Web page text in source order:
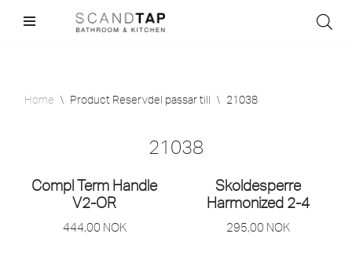
Home \ Product Reservdel passar till \ 21038
21038
Compl Term Handle
V2-OR
444,00 NOK
Skoldesperre
Harmonized 2-4
295,00 NOK